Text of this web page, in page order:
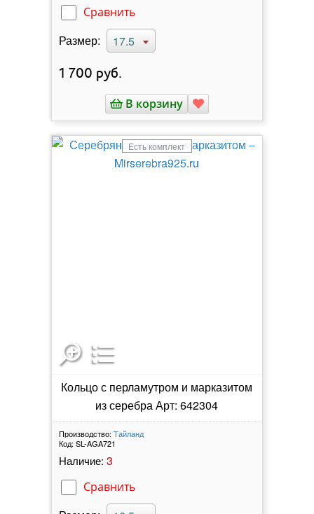
Сравнить
Размер: 17.5
1 700 руб.
В корзину
Есть комплект
Кольцо с перламутром и марказитом
из серебра Арт: 642304
Производство: Тайланд
Код: SL-AGA721
Наличие: 3
Сравнить